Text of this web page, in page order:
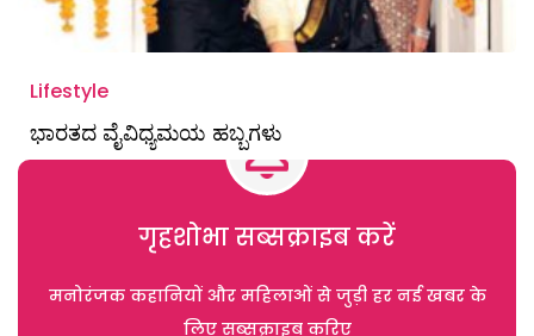
Lifestyle
ಭಾರತದ ವೈವಿಧ್ಯಮಯ ಹಬ್ಬಗಳು
गृहशोभा सब्सक्राइब करें
मनोरंजक कहानियों और महिलाओं से जुड़ी हर नई खबर के
लिए सब्सक्राइब करिए